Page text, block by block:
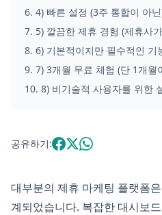
6. 4) 빠른 설정 (3주 통합이 아
7. 5) 깔끔한 제휴 경험 (제휴사
8. 6) 기본적이지만 필수적인 기
9. 7) 3개월 무료 체험 (단 1개월
10. 8) 비기술적 사용자를 위한
공유하기:
대부분의 제휴 마케팅 플랫폼
계되었습니다. 복잡한 대시보